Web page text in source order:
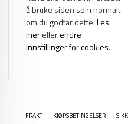
å bruke siden som normalt
om du godtar dette.Les
merellerendre
innstillinger for cookies.
FRAKT KJØPSBETINGELSER